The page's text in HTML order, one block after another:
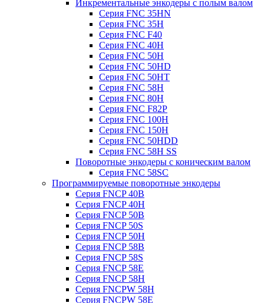
Инкрементальные энкодеры с полым валом
Серия FNC 35HN
Серия FNC 35H
Серия FNC F40
Серия FNC 40H
Серия FNC 50H
Серия FNC 50HD
Серия FNC 50HT
Серия FNC 58H
Серия FNC 80H
Серия FNC F82P
Серия FNC 100H
Серия FNC 150H
Серия FNC 50HDD
Серия FNC 58H SS
Поворотные энкодеры с коническим валом
Серия FNC 58SC
Программируемые поворотные энкодеры
Серия FNCP 40B
Серия FNCP 40H
Серия FNCP 50B
Серия FNCP 50S
Серия FNCP 50H
Серия FNCP 58B
Серия FNCP 58S
Серия FNCP 58E
Серия FNCP 58H
Серия FNCPW 58H
Серия FNCPW 58E